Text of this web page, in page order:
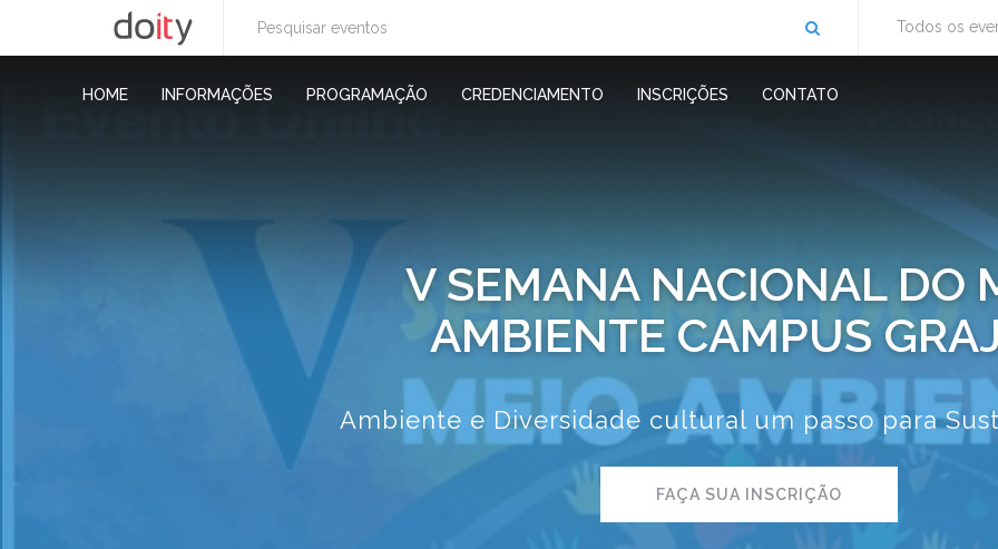
Todos os
HOME INFORMAÇÕES PROGRAMAÇÃO CREDENCIAMENTO INSCRIÇÕES CONTATO
V SEMANA NACIONAL DO
AMBIENTE CAMPUS
Ambiente e Diversidade cultural um passo para
FAÇA SUA INSCRIÇÃO